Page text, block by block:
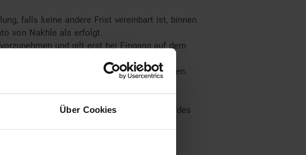
Über Cookies
falls keine andere Frist vereinbart ist, binnen
von Nakhle als erfolgt.
und gilt erst bei Eingang auf dem
Forderungen aufgerechnet werden.
es sei denn die Gegenforderung des